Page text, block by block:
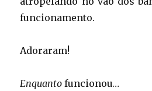
funcionamento.
Adoraram!
Enquanto funcionou…